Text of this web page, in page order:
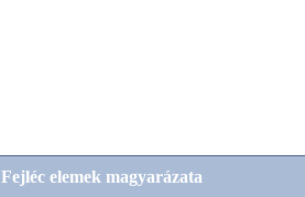
Fejléc elemek magyarázata